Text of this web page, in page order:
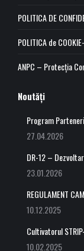
windowwindowwindow
POLITICA DE
POLITICA de
ANPC – Protecția
Noutăți
Program
27.04.2026
DR-12 –
23.01.2026
REGULAMENT
10.12.2025
Cultivatorul
10.02.2025